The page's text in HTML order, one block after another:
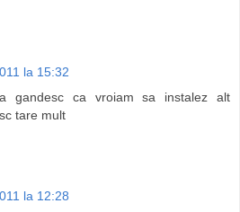
la 15:32
gandesc ca vroiam sa instalez alt
tare mult
la 12:28